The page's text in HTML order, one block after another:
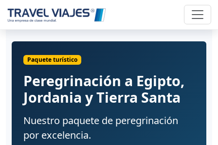
Paquete turístico
Peregrinación a Egipto,
Jordania y Tierra Santa
Nuestro paquete de peregrinación
por excelencia.